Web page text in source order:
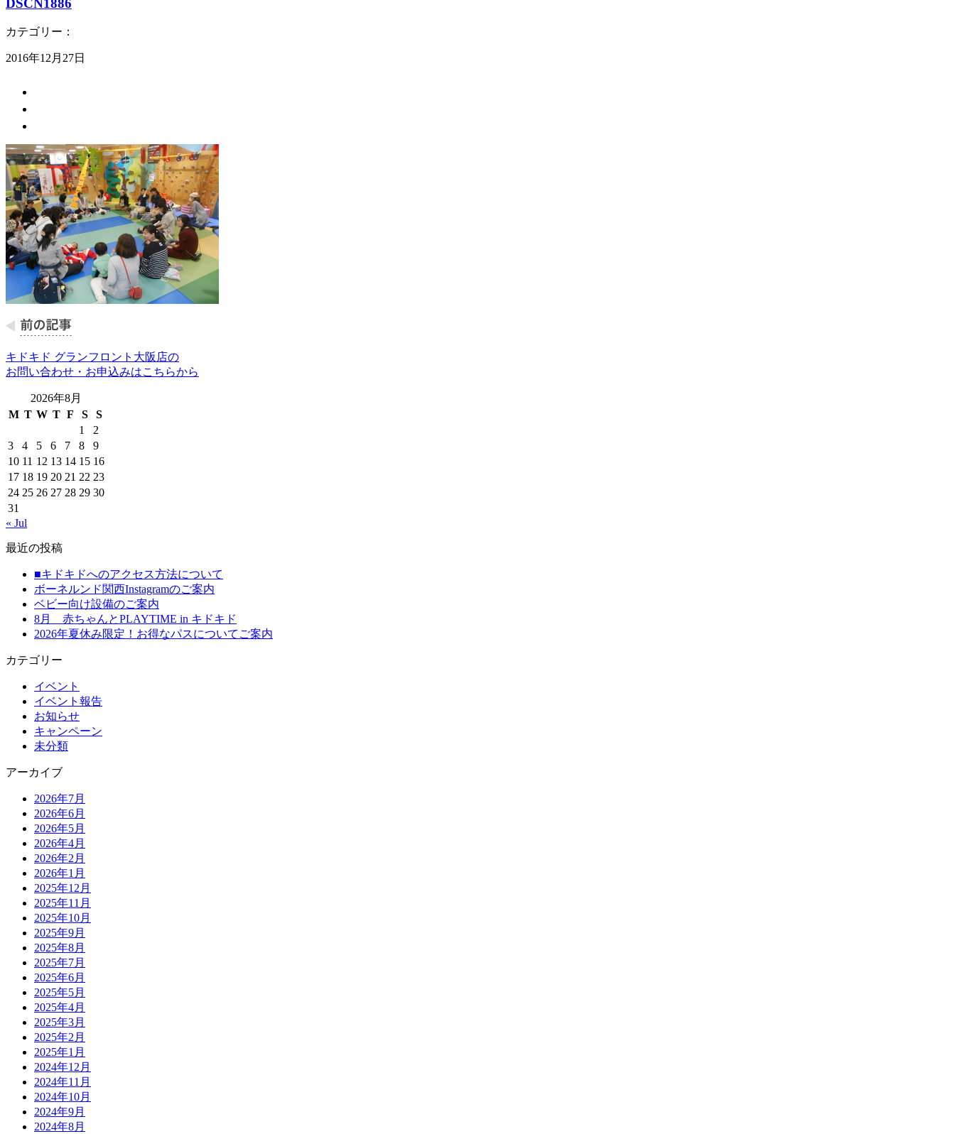
DSCN1886
カテゴリー：
2016年12月27日
キドキド グランフロント大阪店の
お問い合わせ・お申込みはこちらから
2026年8月
M T W T F S
S
1
2
3
4 5 6 7 8
9
10 11 12 13 14 15 16
17 18 19 20 21 22 23
24 25 26 27 28 29 30
31
« Jul
最近の投稿
■キドキドへのアクセス方法について
ボーネルンド関西Instagramのご案内
ベビー向け設備のご案内
8月 赤ちゃんとPLAYTIME in キドキド
2026年夏休み限定！お得なパスについてご案内
カテゴリー
イベント
イベント報告
お知らせ
キャンペーン
未分類
アーカイブ
2026年7月
2026年6月
2026年5月
2026年4月
2026年2月
2026年1月
2025年12月
2025年11月
2025年10月
2025年9月
2025年8月
2025年7月
2025年6月
2025年5月
2025年4月
2025年3月
2025年2月
2025年1月
2024年12月
2024年11月
2024年10月
2024年9月
2024年8月